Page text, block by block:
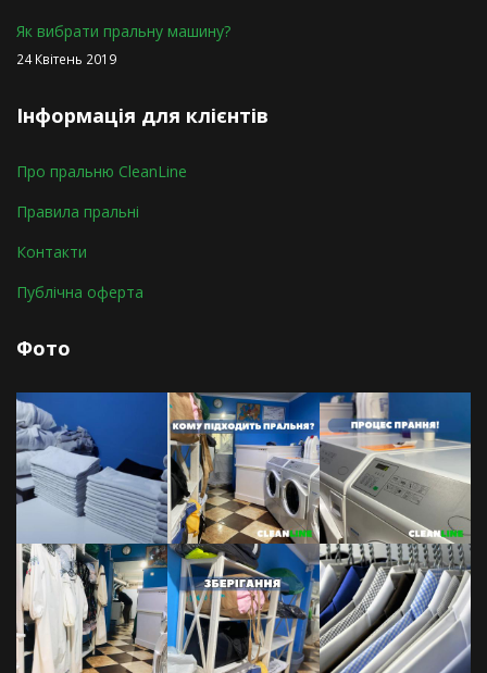
Як вибрати пральну машину?
24 Квітень 2019
Інформація для клієнтів
Про пральню СleanLine
Правила пральні
Контакти
Публічна оферта
Фото